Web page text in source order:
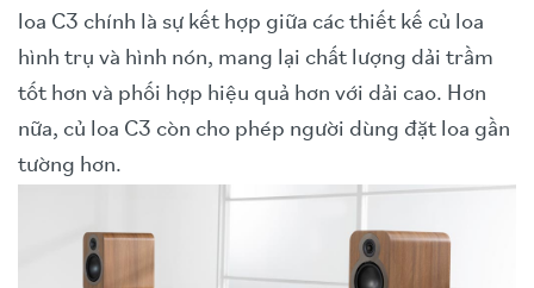
loa C3 chính là sự kết hợp giữa các thiết kế củ loa
hình trụ và hình nón, mang lại chất lượng dải trầm
tốt hơn và phối hợp hiệu quả hơn với dải cao. Hơn
nữa, củ loa C3 còn cho phép người dùng đặt loa gần
tường hơn.